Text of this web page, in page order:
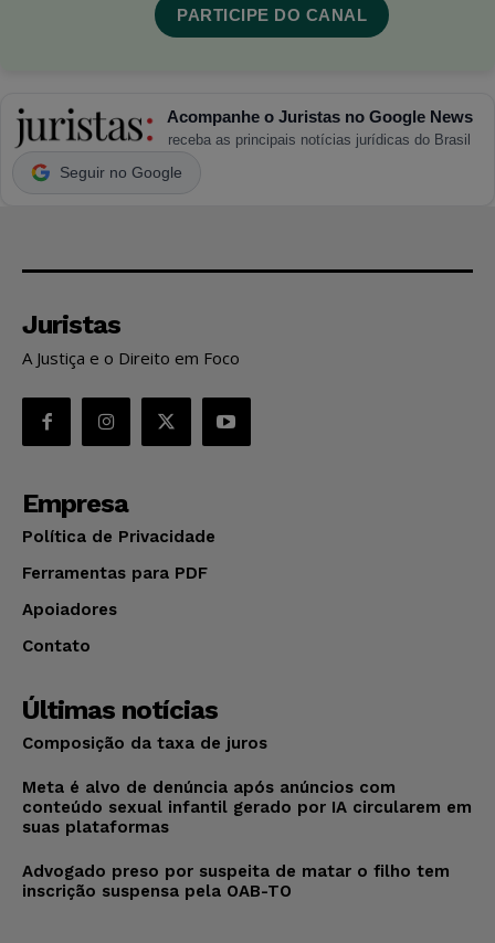
PARTICIPE DO CANAL
Acompanhe o Juristas no Google News
receba as principais notícias jurídicas do Brasil
Seguir no Google
Juristas
A Justiça e o Direito em Foco
Empresa
Política de Privacidade
Ferramentas para PDF
Apoiadores
Contato
Últimas notícias
Composição da taxa de juros
Meta é alvo de denúncia após anúncios com
conteúdo sexual infantil gerado por IA circularem em
suas plataformas
Advogado preso por suspeita de matar o filho tem
inscrição suspensa pela OAB-TO